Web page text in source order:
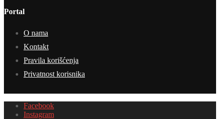
Portal
O nama
Kontakt
Pravila korišćenja
Privatnost korisnika
Facebook
Instagram